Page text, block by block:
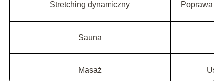
Stretching dynamiczny Poprawa
Sauna
Masaż